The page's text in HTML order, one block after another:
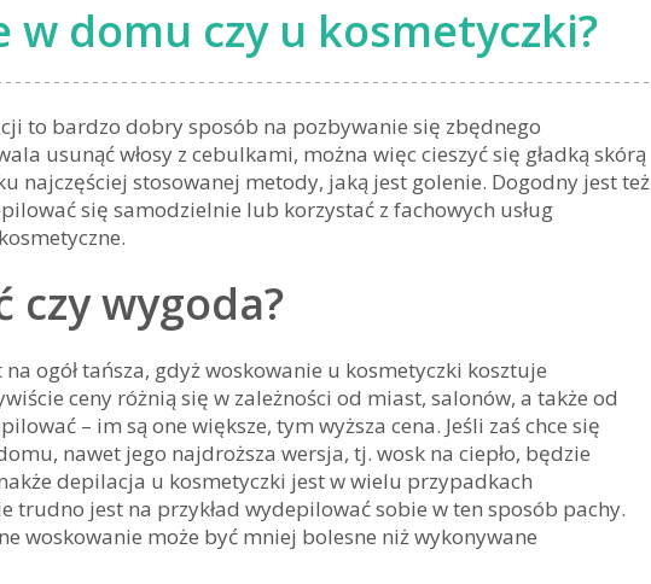
w domu czy u kosmetyczki?
to bardzo dobry sposób na pozbywanie się zbędnego
usunąć włosy z cebulkami, można więc cieszyć się gładką skórą
najczęściej stosowanej metody, jaką jest golenie. Dogodny jest też
się samodzielnie lub korzystać z fachowych usług
czy wygoda?
ogół tańsza, gdyż woskowanie u kosmetyczki kosztuje
ceny różnią się w zależności od miast, salonów, a także od
– im są one większe, tym wyższa cena. Jeśli zaś chce się
nawet jego najdroższa wersja, tj. wosk na ciepło, będzie
depilacja u kosmetyczki jest w wielu przypadkach
trudno jest na przykład wydepilować sobie w ten sposób pachy.
woskowanie może być mniej bolesne niż wykonywane